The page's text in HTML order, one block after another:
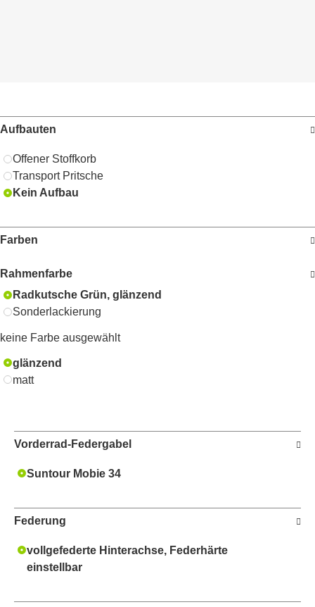
Aufbauten
Offener Stoffkorb
Transport Pritsche
Kein Aufbau
Farben
Rahmenfarbe
Radkutsche Grün, glänzend
Sonderlackierung
keine Farbe ausgewählt
glänzend
matt
Vorderrad-Federgabel
Suntour Mobie 34
Federung
vollgefederte Hinterachse, Federhärte
einstellbar